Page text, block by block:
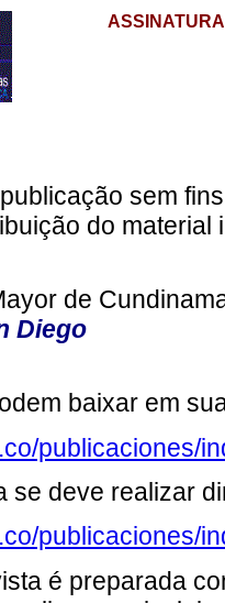
sem
do
de
Diego
baixar em
publicaciones/
se deve realizar
publicaciones/
é preparada